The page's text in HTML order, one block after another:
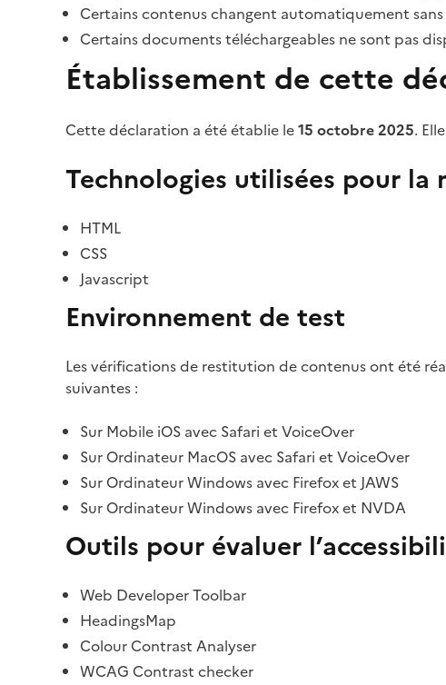
Certains contenus changent automatiquement
Certains documents téléchargeables ne sont pas
Établissement de cette
Cette déclaration a été établie le15 octobre 2025.
Technologies utilisées pour la
HTML
CSS
Javascript
Environnement de test
Les vérifications de restitution de contenus ont été
suivantes :
Sur Mobile iOS avec Safari et VoiceOver
Sur Ordinateur MacOS avec Safari et VoiceOver
Sur Ordinateur Windows avec Firefox et JAWS
Sur Ordinateur Windows avec Firefox et NVDA
Outils pour évaluer
Web Developer Toolbar
HeadingsMap
Colour Contrast Analyser
WCAG Contrast checker